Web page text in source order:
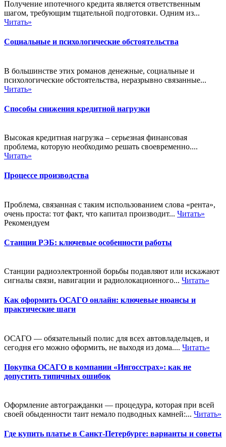
Получение ипотечного кредита является ответственным
шагом, требующим тщательной подготовки. Одним из...
Читать»
Социальные и психологические обстоятельства
В большинстве этих романов денежные, социальные и
психологические обстоятельства, неразрывно связанные...
Читать»
Способы снижения кредитной нагрузки
Высокая кредитная нагрузка – серьезная финансовая
проблема, которую необходимо решать своевременно....
Читать»
Процессе производства
Проблема, связанная с таким использованием слова «рента»,
очень проста: тот факт, что капитал производит... Читать»
Рекомендуем
Станции РЭБ: ключевые особенности работы
Станции радиоэлектронной борьбы подавляют или искажают
сигналы связи, навигации и радиолокационного... Читать»
Как оформить ОСАГО онлайн: ключевые нюансы и
практические шаги
ОСАГО — обязательный полис для всех автовладельцев, и
сегодня его можно оформить, не выходя из дома.... Читать»
Покупка ОСАГО в компании «Ингосстрах»: как не
допустить типичных ошибок
Оформление автогражданки — процедура, которая при всей
своей обыденности таит немало подводных камней:... Читать»
Где купить платье в Санкт-Петербурге: варианты и советы